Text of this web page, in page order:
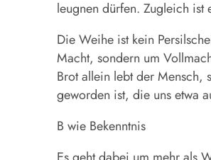
leugnen dürfen. Zugleich
Die Weihe ist kein
Macht, sondern um
Brot allein lebt der Mensch,
geworden ist, die uns etwa
B wie Bekenntnis